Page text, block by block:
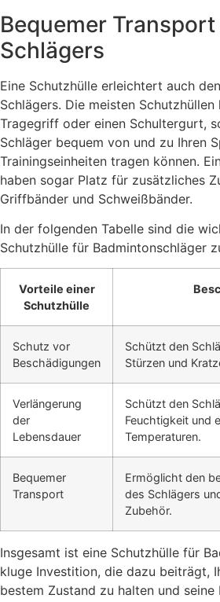
Bequemer
Schlägers
Eine Schutzhülle erleichtert auch
Schlägers. Die meisten Schutzhüllen
Tragegriff oder einen Schultergurt,
Schläger bequem von und zu Ihren
Trainingseinheiten tragen können.
haben sogar Platz für zusätzliches
Griffbänder und Schweißbänder.
In der folgenden Tabelle sind die
Schutzhülle für Badmintonschläger
Vorteile einer
Schutzhülle
Schutz vor
Beschädigungen
Schützt den
Stürzen und
Verlängerung
der
Lebensdauer
Schützt den
Feuchtigkeit und
Temperaturen.
Bequemer
Transport
Ermöglicht den
des Schlägers
Zubehör.
Insgesamt ist eine Schutzhülle für
kluge Investition, die dazu beiträgt,
bestem Zustand zu halten und seine